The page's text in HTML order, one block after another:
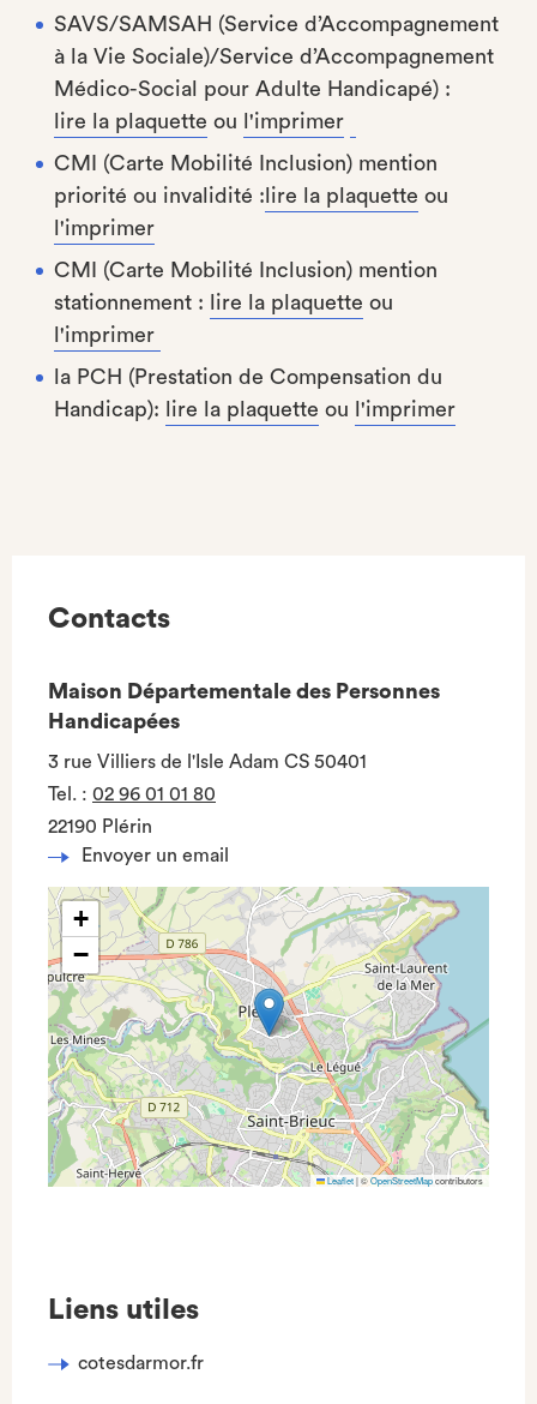
SAVS/SAMSAH (Service d’Accompagnement
à la Vie Sociale)/Service d’Accompagnement
Médico-Social pour Adulte Handicapé) :
lire la plaquette ou
l'imprimer
CMI (Carte Mobilité Inclusion) mention
priorité ou invalidité : lire la plaquette ou
l'imprimer
CMI (Carte Mobilité Inclusion) mention
stationnement :
lire la plaquette ou
l'imprimer
la PCH (Prestation de Compensation du
Handicap):
lire la plaquette ou l'imprimer
Contacts
Maison Départementale des Personnes
Handicapées
3 rue Villiers de l'Isle Adam CS 50401
Tel. : 02 96 01 01 80
22190 Plérin
Envoyer un email
+
−
Leaflet|©OpenStreetMapcontributors
Liens utiles
cotesdarmor.fr